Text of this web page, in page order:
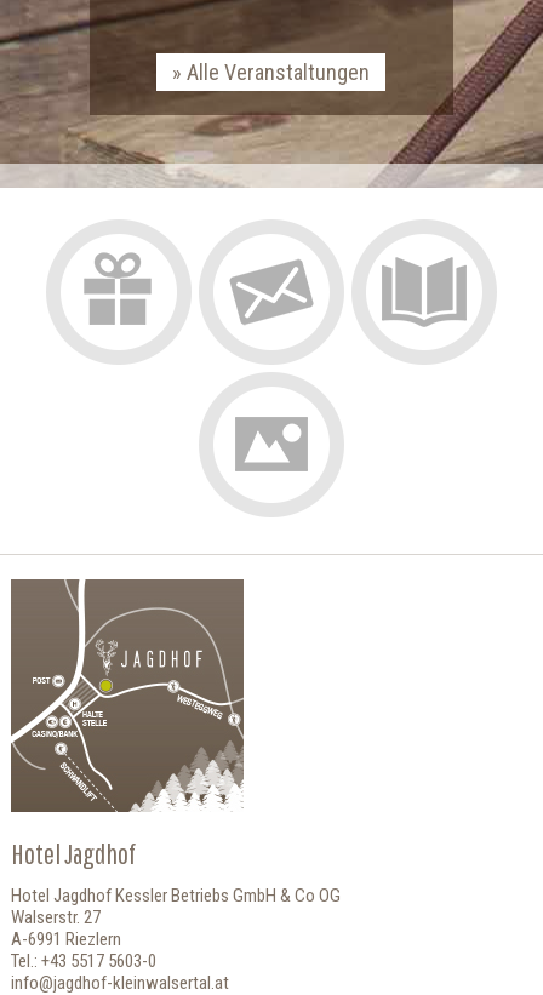
Alle Veranstaltungen
Hotel Jagdhof
Hotel Jagdhof Kessler Betriebs GmbH & Co OG
Walserstr. 27
A-6991 Riezlern
Tel.: +43 5517 5603-0
info@jagdhof-kleinwalsertal.at